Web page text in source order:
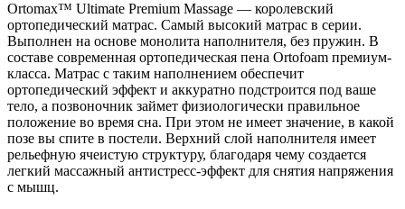
Ortomax™ Ultimate Premium Massage — королевский
ортопедический матрас. Самый высокий матрас в серии.
Выполнен на основе монолита наполнителя, без пружин. В
составе современная ортопедическая пена Ortofoam премиум-
класса. Матрас с таким наполнением обеспечит
ортопедический эффект и аккуратно подстроится под ваше
тело, а позвоночник займет физиологически правильное
положение во время сна. При этом не имеет значение, в какой
позе вы спите в постели. Верхний слой наполнителя имеет
рельефную ячеистую структуру, благодаря чему создается
легкий массажный антистресс-эффект для снятия напряжения
с мышц.